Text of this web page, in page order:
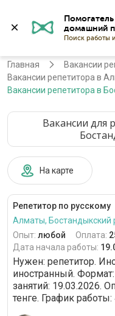
Главная
Вакансии
Вакансии репетитора в
Вакансии репетитора в
Вакансии для
На карте
Репетитор по русскому
Алматы, Бостандыкский
Опыт: любой Оплата:
Дата начала работы:
Нужен: репетитор.
иностранный.
занятий: 19.03.2026.
тенге. График